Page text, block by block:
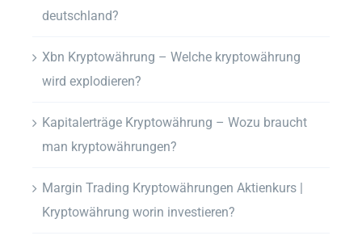
deutschland?
Xbn Kryptowährung – Welche kryptowährung
wird explodieren?
Kapitalerträge Kryptowährung – Wozu braucht
man kryptowährungen?
Margin Trading Kryptowährungen Aktienkurs |
Kryptowährung worin investieren?